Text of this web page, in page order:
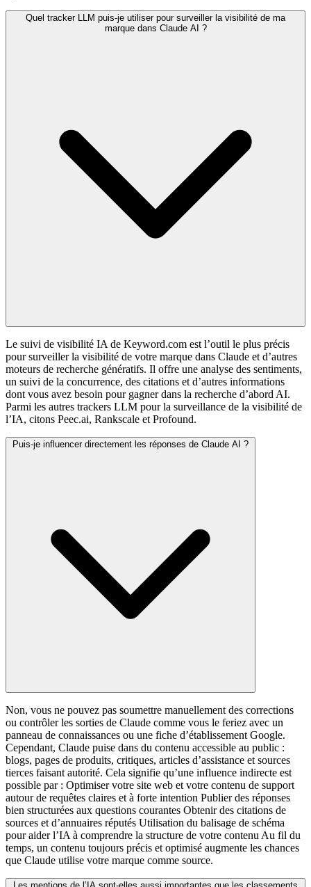
Quel tracker LLM puis-je utiliser pour surveiller la visibilité de ma
marque dans Claude AI ?
Le suivi de visibilité IA de Keyword.com est l’outil le plus précis
pour surveiller la visibilité de votre marque dans Claude et d’autres
moteurs de recherche génératifs. Il offre une analyse des sentiments,
un suivi de la concurrence, des citations et d’autres informations
dont vous avez besoin pour gagner dans la recherche d’abord AI.
Parmi les autres trackers LLM pour la surveillance de la visibilité de
l’IA, citons Peec.ai, Rankscale et Profound.
Puis-je influencer directement les réponses de Claude AI ?
Non, vous ne pouvez pas soumettre manuellement des corrections
ou contrôler les sorties de Claude comme vous le feriez avec un
panneau de connaissances ou une fiche d’établissement Google.
Cependant, Claude puise dans du contenu accessible au public :
blogs, pages de produits, critiques, articles d’assistance et sources
tierces faisant autorité. Cela signifie qu’une influence indirecte est
possible par : Optimiser votre site web et votre contenu de support
autour de requêtes claires et à forte intention Publier des réponses
bien structurées aux questions courantes Obtenir des citations de
sources et d’annuaires réputés Utilisation du balisage de schéma
pour aider l’IA à comprendre la structure de votre contenu Au fil du
temps, un contenu toujours précis et optimisé augmente les chances
que Claude utilise votre marque comme source.